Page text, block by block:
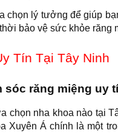
chọn lý tưởng để giúp
bảo vệ sức khỏe răng
Tín Tại Tây Ninh
răng miệng uy
chọn nha khoa nào tại
Xuyên Á chính là một